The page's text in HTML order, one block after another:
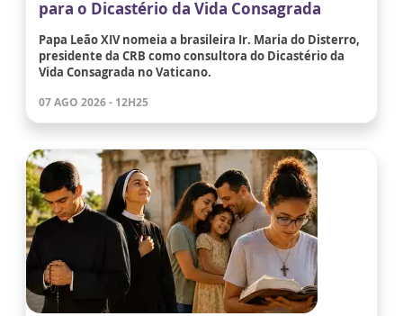
para o Dicastério da Vida Consagrada
Papa Leão XIV nomeia a brasileira Ir. Maria do Disterro,
presidente da CRB como consultora do Dicastério da
Vida Consagrada no Vaticano.
07 AGO 2026 - 12H25